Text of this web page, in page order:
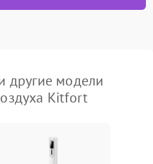
другие модели
Kitfort